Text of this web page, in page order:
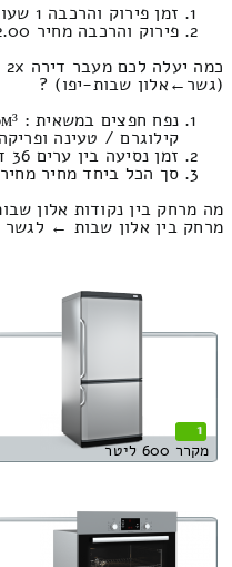
זמן פירוק והרכבה 1 שעות 4 דקות
פירוק והרכבה מחיר 532.00
(גשר‎←‏אלון שבות-יפו) ?
קילוגרם / טעינה ופריקה:
זמן נסיעה בין ערים 36 דקות / מחיר נסיעה 273.75 שקל
סך הכל ביחד מחיר מחירון:
מה מרחק בין נקודות אלון
מרחק בין אלון שבות ← לגשר הוא : 23.75
1
מקרר 600 ליטר